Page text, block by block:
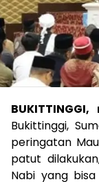
Bukittinggi,
peringatan
patut
Nabi yang